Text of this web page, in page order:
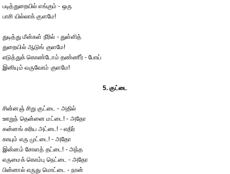
படித்துறையில் எங்கும் - ஒரு
பாசி யில்லாக் குளமே!
துடித்து மீன்கள் நீரில் - துள்ளித்
துறையில் ஆடுங் குளமே!
எடுத்துக் கொண்டோம் தண்ணீர் - போய்
இனியும் வருவோம் குளமே!
5. குட்டை
சின்னஞ் சிறு குட்டை - அதில்
ஊறுந் தென்னை மட்டை! - அதோ
கன்னங் கரிய அட்டை! - எதிர்
காயும் எரு முட்டை! - அதோ
இன்னம் சோளத் தட்டை! - அந்த
எருமைக் கொம்பு நெட்டை - அதோ
பின்னால் எருது மொட்டை - நான்